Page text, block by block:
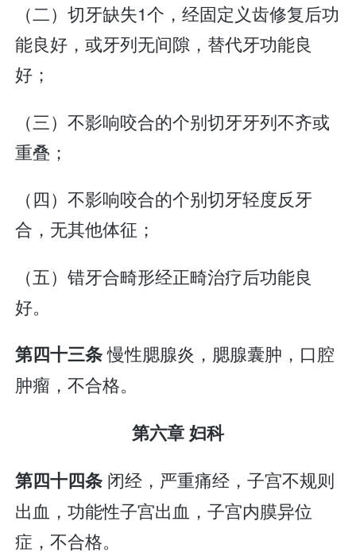
（二）切牙缺失1个，经固定义齿修复后功
能良好，或牙列无间隙，替代牙功能良
好；
（三）不影响咬合的个别切牙牙列不齐或
重叠；
（四）不影响咬合的个别切牙轻度反牙
合，无其他体征；
（五）错牙合畸形经正畸治疗后功能良
好。
第四十三条慢性腮腺炎，腮腺囊肿，口腔
肿瘤，不合格。
第六章 妇科
第四十四条 闭经，严重痛经，子宫不规则
出血，功能性子宫出血，子宫内膜异位
症，不合格。